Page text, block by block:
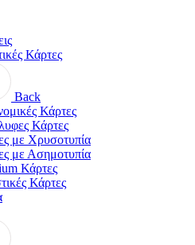
Κάρτες
Back
Κάρτες
Κάρτες
με Χρυσοτυπία
με Ασημοτυπία
Κάρτες
Κάρτες